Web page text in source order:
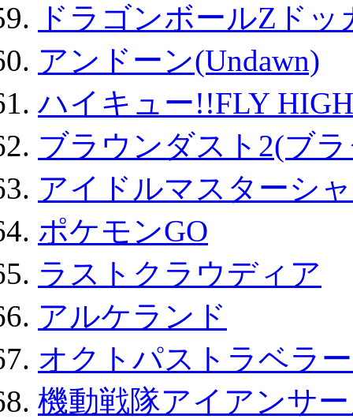
ドラゴンボールZド
アンドーン(Undawn)
ハイキュー!!FLY HIGH
ブラウンダスト2(ブ
アイドルマスターシ
ポケモンGO
ラストクラウディア
アルケランド
オクトパストラベラ
機動戦隊アイアンサ